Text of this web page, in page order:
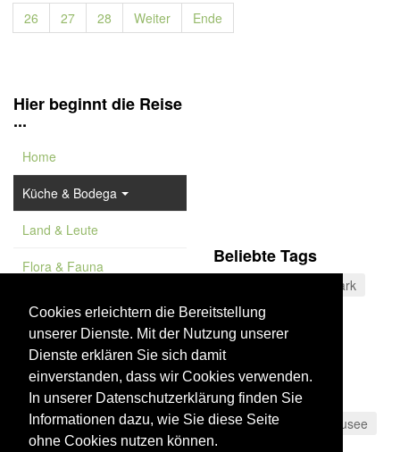
Cookies erleichtern die Bereitstellung
unserer Dienste. Mit der Nutzung unserer
Dienste erklären Sie sich damit
einverstanden, dass wir Cookies verwenden.
In unserer Datenschutzerklärung finden Sie
Informationen dazu, wie Sie diese Seite
ohne Cookies nutzen können.
26 27 28 Weiter Ende
Hier beginnt die Reise
...
Home
Küche & Bodega
Land & Leute
Flora & Fauna
Feature
Vademekum
Beliebte Tags
Naturpark
Käsespezialitäten
Strand
Málaga
Sierras Subbéticas
Blaue Flagge
Gran Canaria
Stausee